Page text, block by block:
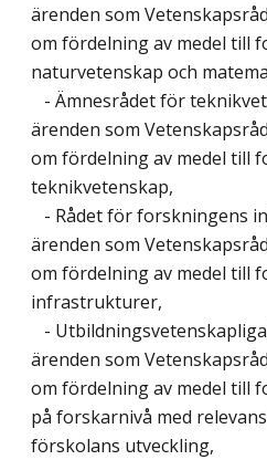
ärenden som
om fördelning av medel till
naturvetenskap och
- Ämnesrådet för
ärenden som
om fördelning av medel till
teknikvetenskap,
- Rådet för forskningens
ärenden som
om fördelning av medel till
infrastrukturer,
-
ärenden som
om fördelning av medel till
på forskarnivå med
förskolans utveckling,